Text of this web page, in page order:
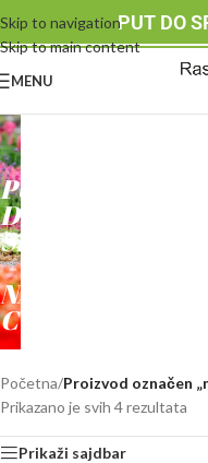
Skip to navigation
Skip to main content
PUT DO
MENU
RASADNIK
MIHALEK
PUT
DO
SREĆE
-
NAŠE
CVEĆE
Početna/Proizvod označen
Prikazano je svih 4 rezultata
Prikaži sajdbar